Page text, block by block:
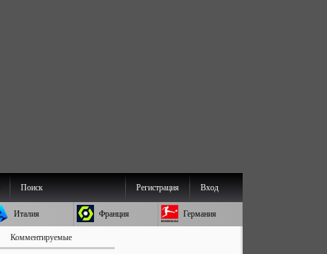
Поиск Вход
Регистрация
Италия Франция Германия
Комментируемые